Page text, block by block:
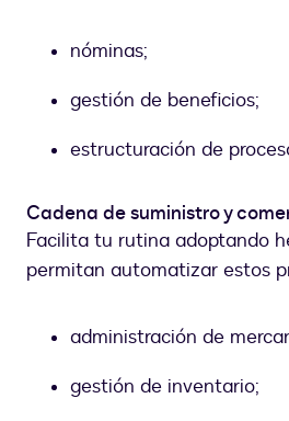
nóminas;
gestión de beneficios;
estructuración de
Cadena de suministro y
Facilita tu rutina adoptando
permitan automatizar estos
administración de
gestión de inventario;